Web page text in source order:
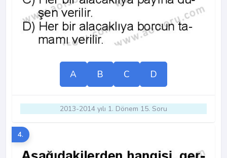
A B C D
2013-2014 yılı 1. Dönem 15. Soru
4.